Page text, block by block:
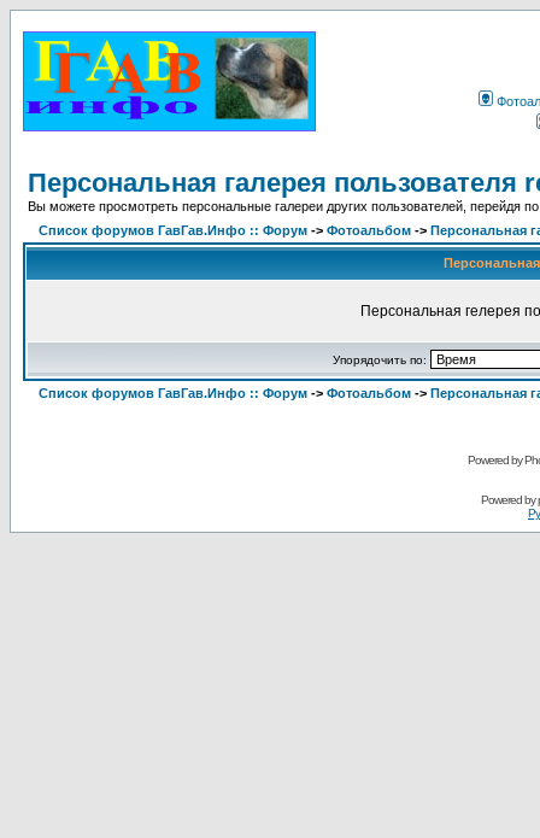
Персональная галерея пользователя
Вы можете просмотреть персональные галереи других пользователей, перейдя
Список форумов ГавГав.Инфо :: Форум -> Фотоальбом -> Персональная
Персональная гелерея
Упорядочить по:
Список форумов ГавГав.Инфо :: Форум -> Фотоальбом -> Персональная
Powered by
Powered by